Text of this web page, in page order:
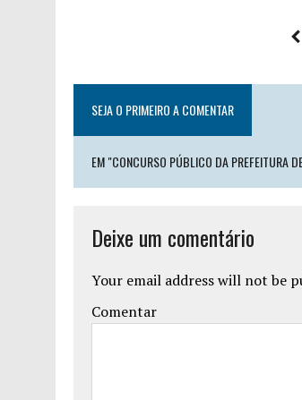
SEJA O PRIMEIRO A COMENTAR
EM "CONCURSO PÚBLICO DA PREFEITURA
Deixe um comentário
Your email address will not be
Comentar